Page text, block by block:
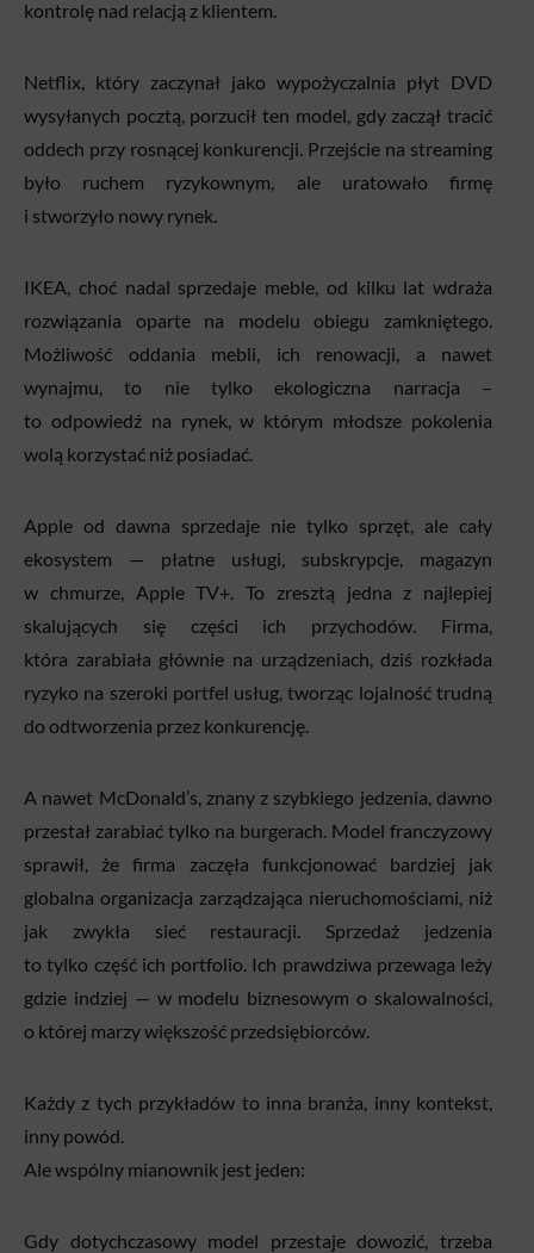
kontrolę nad relacją z klientem.
Netflix, który zaczynał jako wypożyczalnia płyt DVD
wysyłanych pocztą, porzucił ten model, gdy zaczął tracić
oddech przy rosnącej konkurencji. Przejście na streaming
było ruchem ryzykownym, ale uratowało firmę
i stworzyło nowy rynek.
IKEA, choć nadal sprzedaje meble, od kilku lat wdraża
rozwiązania oparte na modelu obiegu zamkniętego.
Możliwość oddania mebli, ich renowacji, a nawet
wynajmu, to nie tylko ekologiczna narracja –
to odpowiedź na rynek, w którym młodsze pokolenia
wolą korzystać niż posiadać.
Apple od dawna sprzedaje nie tylko sprzęt, ale cały
ekosystem — płatne usługi, subskrypcje, magazyn
w chmurze, Apple TV+. To zresztą jedna z najlepiej
skalujących się części ich przychodów. Firma,
która zarabiała głównie na urządzeniach, dziś rozkłada
ryzyko na szeroki portfel usług, tworząc lojalność trudną
do odtworzenia przez konkurencję.
A nawet McDonald’s, znany z szybkiego jedzenia, dawno
przestał zarabiać tylko na burgerach. Model franczyzowy
sprawił, że firma zaczęła funkcjonować bardziej jak
globalna organizacja zarządzająca nieruchomościami, niż
jak zwykła sieć restauracji. Sprzedaż jedzenia
to tylko część ich portfolio. Ich prawdziwa przewaga leży
gdzie indziej — w modelu biznesowym o skalowalności,
o której marzy większość przedsiębiorców.
Każdy z tych przykładów to inna branża, inny kontekst,
inny powód.
Ale wspólny mianownik jest jeden:
Gdy dotychczasowy model przestaje dowozić, trzeba